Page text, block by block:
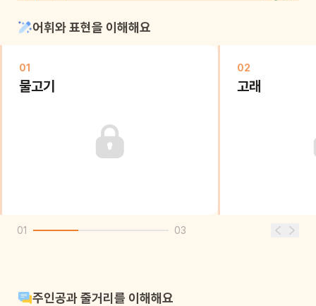
어휘와 표현을 이해해요
01
물고기
02
고래
01 03
주인공과 줄거리를 이해해요